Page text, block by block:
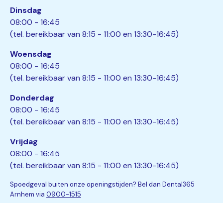
Dinsdag
08:00 - 16:45
(tel. bereikbaar van 8:15 - 11:00 en 13:30-16:45)
Woensdag
08:00 - 16:45
(tel. bereikbaar van 8:15 - 11:00 en 13:30-16:45)
Donderdag
08:00 - 16:45
(tel. bereikbaar van 8:15 - 11:00 en 13:30-16:45)
Vrijdag
08:00 - 16:45
(tel. bereikbaar van 8:15 - 11:00 en 13:30-16:45)
Spoedgeval buiten onze openingstijden? Bel dan Dental365
Arnhem via 0900-1515